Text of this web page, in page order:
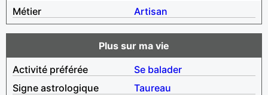
Métier
Artisan
Plus sur ma vie
Activité préférée
Se balader
Signe astrologique
Taureau